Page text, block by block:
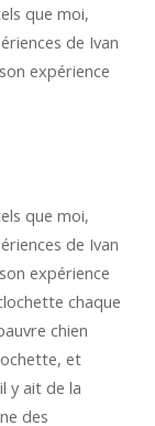
que moi,
de Ivan
expérience
que moi,
de Ivan
expérience
chaque
chien
et
y ait de la
des